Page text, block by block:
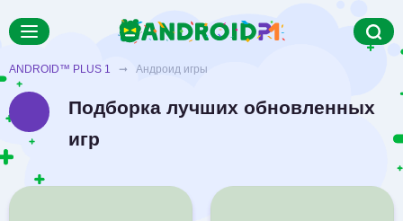
ANDROID™ PLUS 1 ➞ Андроид игры
Подборка лучших обновленных
игр